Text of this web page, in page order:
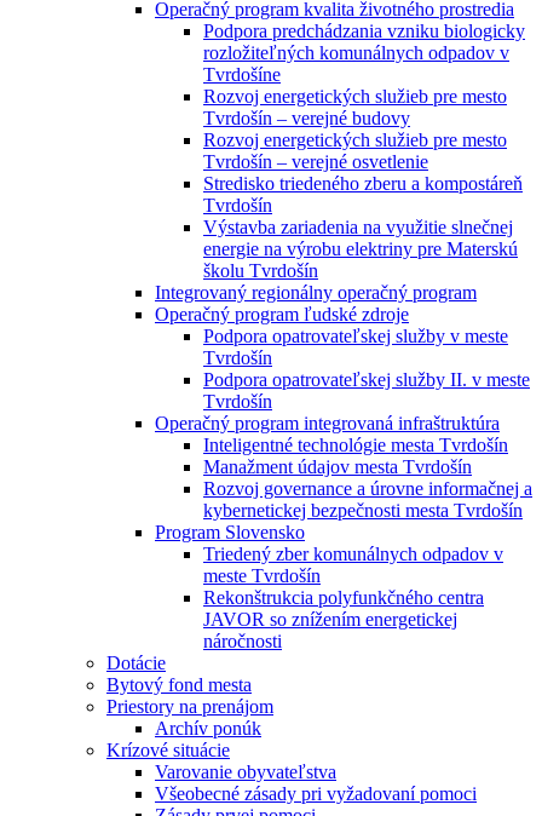
Operačný program kvalita životného prostredia
Podpora predchádzania vzniku biologicky
rozložiteľných komunálnych odpadov v
Tvrdošíne
Rozvoj energetických služieb pre mesto
Tvrdošín – verejné budovy
Rozvoj energetických služieb pre mesto
Tvrdošín – verejné osvetlenie
Stredisko triedeného zberu a kompostáreň
Tvrdošín
Výstavba zariadenia na využitie slnečnej
energie na výrobu elektriny pre Materskú
školu Tvrdošín
Integrovaný regionálny operačný program
Operačný program ľudské zdroje
Podpora opatrovateľskej služby v meste
Tvrdošín
Podpora opatrovateľskej služby II. v meste
Tvrdošín
Operačný program integrovaná infraštruktúra
Inteligentné technológie mesta Tvrdošín
Manažment údajov mesta Tvrdošín
Rozvoj governance a úrovne informačnej a
kybernetickej bezpečnosti mesta Tvrdošín
Program Slovensko
Triedený zber komunálnych odpadov v
meste Tvrdošín
Rekonštrukcia polyfunkčného centra
JAVOR so znížením energetickej
náročnosti
Dotácie
Bytový fond mesta
Priestory na prenájom
Archív ponúk
Krízové situácie
Varovanie obyvateľstva
Všeobecné zásady pri vyžadovaní pomoci